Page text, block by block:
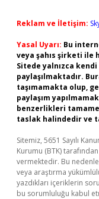
Reklam ve İletişim:
Yasal Uyarı: Bu
veya şahıs şirketi ile
Sitede yalnızca kendi
paylaşılmaktadır.
taşımamakta olup,
paylaşım
benzerlikleri
taslak halindedir ve
Sitemiz, 5651 Sayılı
Kurumu (BTK)
vermektedir. Bu
veya araştırma
yazdıkları içeriklerin
bu sorumluluğu kabul